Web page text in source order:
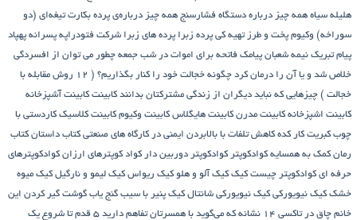
هلیله سیاه همه چیز درباره دستگاه فشارسنج همه چیز درباره‌ی پرده بکارت تیغه‌ای (دو
سوراخه) وکیوم پخت و طرز تهیه کی پرده زبرا پرده های زبرا شرکت فتودراپه پسرانه پهپاد
پیام تبریک نیمه شعبان پیامک فاتحه برای اموات در شب جمعه چطور می توان از افسردگی
خلاص شد و یا آن را درمان کرد
چگونه خجالت خود را کنار بگذاریم؟ ( 12 روش مقابله با
خجالت ) چیزهایی که نباید دیگران از زندگی مشترکتان بدانند کابینت کابینت آشپزخانه
کابینت اشپزخانه کابینت مدرن کابینت هایگلاس کابینت وکیوم کابینت کلاسیک کاردستی با
چوب کبریت کار کده کاهش تلفات با بالابردن ایمنی در کارگاه های صنعتی کتاب داستان کتاب
رمان کمک به همسایه کوادکوپتر کوادکوپتر دوربین دار کواد کوپترهای ارزان کوادکوپترهای
حرفه ای کوادکوپتر چیست کیک کیک آلو و هلو کیک ریواس کیک لیمو و نارگیل کیک میوه
خشک کیک نیویورکی کیک نیویورکی شانتال کیک پنیر با سیب گنج‌ یاب گوشت گیر کردن این
خانم چاق در تاکسی ۱۴ نشانه که می‌گوید با همسرتان تفاهم دارید
۵ قدم تا شروع یک